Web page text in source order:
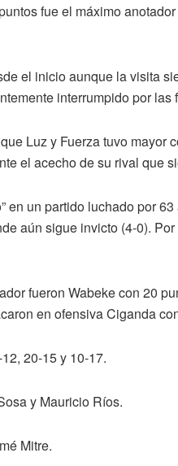
fue el máximo
el inicio aunque la visita
interrumpido por las
Luz y Fuerza tuvo
el acecho de su rival que
en un partido luchado por
aún sigue invicto (4-0).
fueron Wabeke con 20
en ofensiva Ciganda
20-15 y 10-17.
y Mauricio Ríos.
Mitre.